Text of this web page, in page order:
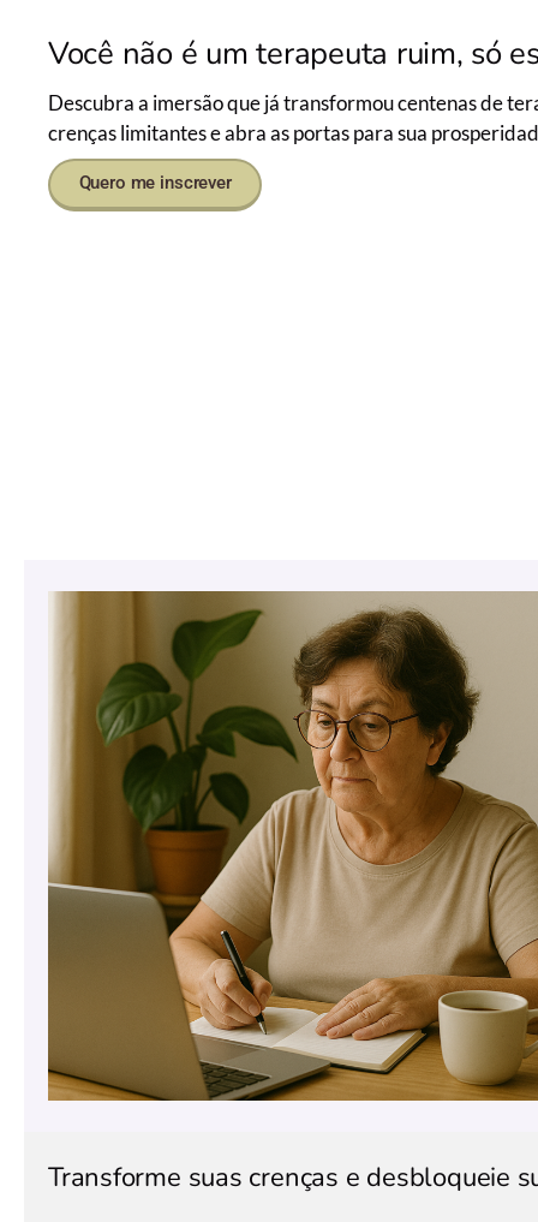
Você não é um terapeuta ruim, só
Descubra a imersão que já transformou centenas de
crenças limitantes e abra as portas para sua
Quero me inscrever
Transforme suas crenças e desbloqueie